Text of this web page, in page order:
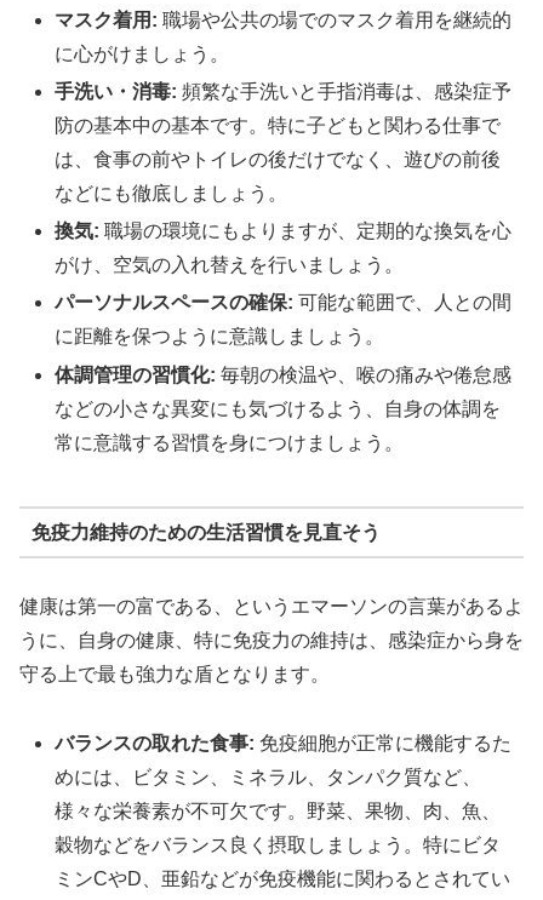
マスク着用: 職場や公共の場でのマスク着用を継続的
に心がけましょう。
手洗い・消毒: 頻繁な手洗いと手指消毒は、感染症予
防の基本中の基本です。特に子どもと関わる仕事で
は、食事の前やトイレの後だけでなく、遊びの前後
などにも徹底しましょう。
換気: 職場の環境にもよりますが、定期的な換気を心
がけ、空気の入れ替えを行いましょう。
パーソナルスペースの確保: 可能な範囲で、人との間
に距離を保つように意識しましょう。
体調管理の習慣化: 毎朝の検温や、喉の痛みや倦怠感
などの小さな異変にも気づけるよう、自身の体調を
常に意識する習慣を身につけましょう。
免疫力維持のための生活習慣を見直そう
健康は第一の富である、というエマーソンの言葉があるよ
うに、自身の健康、特に免疫力の維持は、感染症から身を
守る上で最も強力な盾となります。
バランスの取れた食事: 免疫細胞が正常に機能するた
めには、ビタミン、ミネラル、タンパク質など、
様々な栄養素が不可欠です。野菜、果物、肉、魚、
穀物などをバランス良く摂取しましょう。特にビタ
ミンCやD、亜鉛などが免疫機能に関わるとされてい